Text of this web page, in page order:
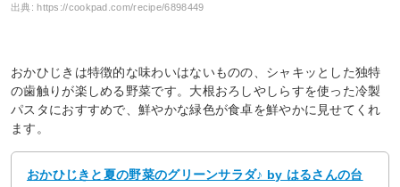
出典:https://cookpad.com/recipe/6898449
おかひじきは特徴的な味わいはないものの、シャキッとした独特
の歯触りが楽しめる野菜です。大根おろしやしらすを使った冷製
パスタにおすすめで、鮮やかな緑色が食卓を鮮やかに見せてくれ
ます。
おかひじきと夏の野菜のグリーンサラダ♪ by はるさんの台